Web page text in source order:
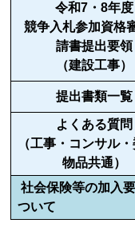
令和7・8年度
競争入札参加資格
請書提出要領
（建設工事）
提出書類一覧
よくある質問
（工事・コンサル・
物品共通）
社会保険等の加入
ついて